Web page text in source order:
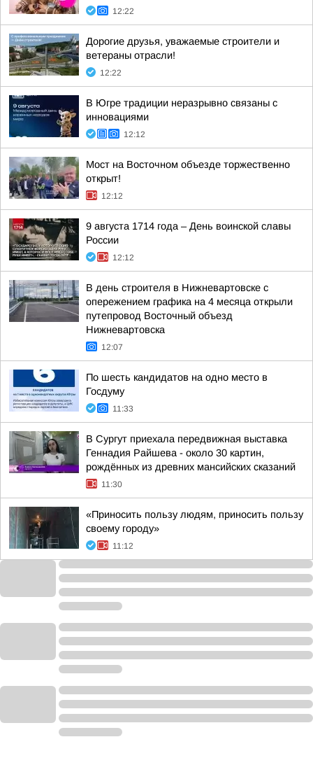
12:22
Дорогие друзья, уважаемые строители и
ветераны отрасли!
12:22
В Югре традиции неразрывно связаны с
инновациями
12:12
Мост на Восточном объезде торжественно
открыт!
12:12
9 августа 1714 года – День воинской славы
России
12:12
В день строителя в Нижневартовске с
опережением графика на 4 месяца открыли
путепровод Восточный объезд
Нижневартовска
12:07
По шесть кандидатов на одно место в
Госдуму
11:33
В Сургут приехала передвижная выставка
Геннадия Райшева - около 30 картин,
рождённых из древних мансийских сказаний
11:30
«Приносить пользу людям, приносить пользу
своему городу»
11:12